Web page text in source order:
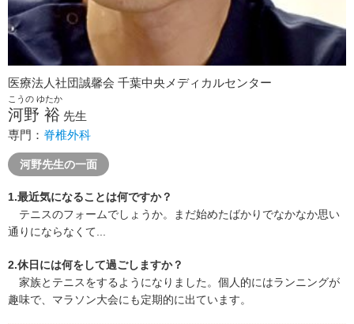
医療法人社団誠馨会 千葉中央メディカルセンター
こうの ゆたか
河野 裕 先生
専門： 脊椎外科
河野先生の一面
1.最近気になることは何ですか？
テニスのフォームでしょうか。まだ始めたばかりでなかなか思い
通りにならなくて...
2.休日には何をして過ごしますか？
家族とテニスをするようになりました。個人的にはランニングが
趣味で、マラソン大会にも定期的に出ています。